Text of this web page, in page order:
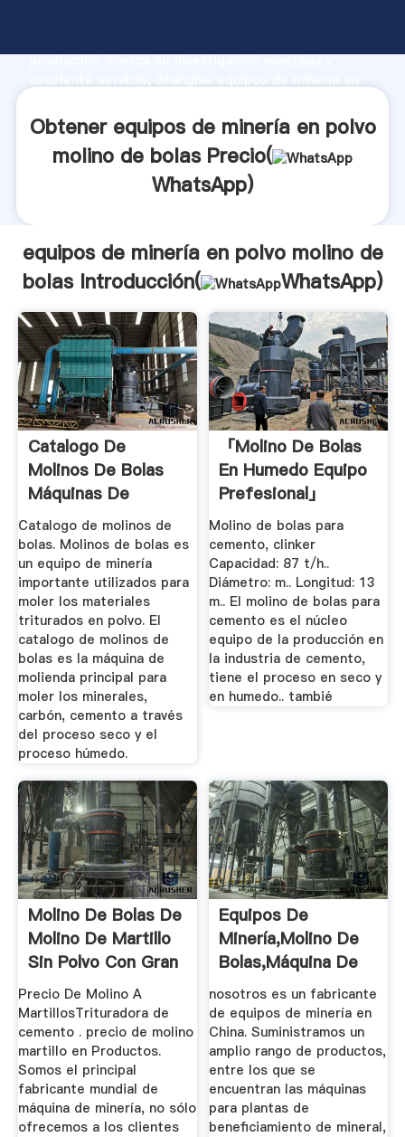
producción, fuerza de investigación avanzada y
aporta valores a todos los clientes.
Obtener equipos de minería en polvo
molino de bolas Precio(
WhatsApp)
equipos de minería en polvo molino de
bolas Introducción(
WhatsApp)
Catalogo De
Molinos De Bolas
Máquinas De
Minería Y ...
Catalogo de molinos de
bolas. Molinos de bolas es
un equipo de minería
importante utilizados para
moler los materiales
triturados en polvo. El
catalogo de molinos de
bolas es la máquina de
molienda principal para
moler los minerales,
carbón, cemento a través
del proceso seco y el
proceso húmedo.
「molino De Bolas
En Humedo Equipo
Prefesional」
Molino de bolas para
cemento, clinker
Capacidad: 87 t/h..
Diámetro: m.. Longitud: 13
m.. El molino de bolas para
cemento es el núcleo
equipo de la producción en
la industria de cemento,
tiene el proceso en seco y
en humedo.. tambié
Molino De Bolas De
Molino De Martillo
Sin Polvo Con Gran
...
Precio De Molino A
MartillosTrituradora de
cemento . precio de molino
martillo en Productos.
Somos el principal
fabricante mundial de
máquina de minería, no sólo
ofrecemos a los clientes
Equipos De
Minería,Molino De
Bolas,Máquina De
Flotación ...
nosotros es un fabricante
de equipos de minería en
China. Suministramos un
amplio rango de productos,
entre los que se
encuentran las máquinas
para plantas de
beneficiamiento de mineral,